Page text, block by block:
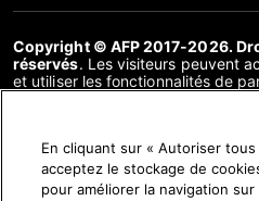
Copyright © AFP 2017-2026.
réservés. Les visiteurs peuvent
et utiliser les fonctionnalités de
communication au public,
soit, sans licence spécifique
éléments analysés dans le cadre
présentés ou font l’objet de liens
En cliquant sur « Autoriser
acceptez le stockage de
pour améliorer la navigation